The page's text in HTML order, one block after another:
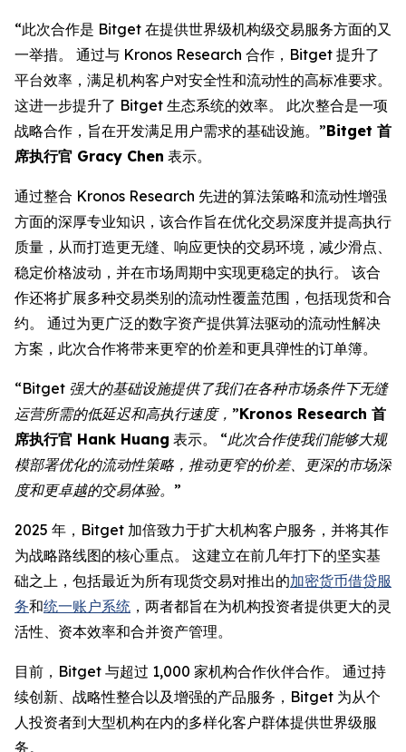
“此次合作是 Bitget 在提供世界级机构级交易服务方面的又
一举措。 通过与 Kronos Research 合作，Bitget 提升了
平台效率，满足机构客户对安全性和流动性的高标准要求。
这进一步提升了 Bitget 生态系统的效率。 此次整合是一项
战略合作，旨在开发满足用户需求的基础设施。”Bitget 首
席执行官 Gracy Chen 表示。
通过整合 Kronos Research 先进的算法策略和流动性增强
方面的深厚专业知识，该合作旨在优化交易深度并提高执行
质量，从而打造更无缝、响应更快的交易环境，减少滑点、
稳定价格波动，并在市场周期中实现更稳定的执行。 该合
作还将扩展多种交易类别的流动性覆盖范围，包括现货和合
约。 通过为更广泛的数字资产提供算法驱动的流动性解决
方案，此次合作将带来更窄的价差和更具弹性的订单簿。
“Bitget 强大的基础设施提供了我们在各种市场条件下无缝
运营所需的低延迟和高执行速度，”Kronos Research 首
席执行官 Hank Huang 表示。
“此次合作使我们能够大规
模部署优化的流动性策略，推动更窄的价差、更深的市场深
度和更卓越的交易体验。”
2025 年，Bitget 加倍致力于扩大机构客户服务，并将其作
为战略路线图的核心重点。 这建立在前几年打下的坚实基
础之上，包括最近为所有现货交易对推出的加密货币借贷服
务和统一账户系统 ，两者都旨在为机构投资者提供更大的灵
活性、资本效率和合并资产管理。
目前，Bitget 与超过 1,000 家机构合作伙伴合作。 通过持
续创新、战略性整合以及增强的产品服务，Bitget 为从个
人投资者到大型机构在内的多样化客户群体提供世界级服
务。